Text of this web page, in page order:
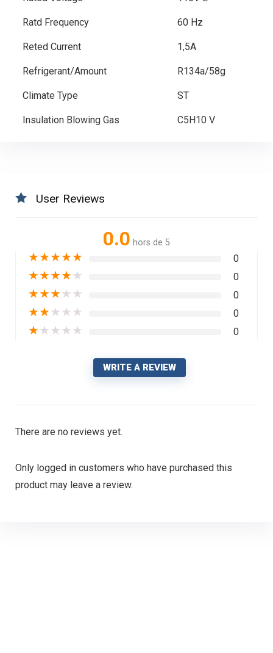
Ratd Frequency 60 Hz
Reted Current 1,5A
Refrigerant/Amount R134a/58g
Climate Type ST
Insulation Blowing Gas C5H10 V
User Reviews
0.0 hors de 5
★★★★★ 0
★★★★★ 0
★★★★★ 0
★★★★★ 0
★★★★★ 0
WRITE A REVIEW
There are no reviews yet.
Only logged in customers who have purchased this
product may leave a review.